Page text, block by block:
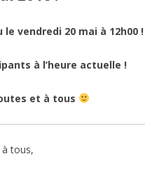
vendredi 20 mai à 12h00 !
à l’heure actuelle !
et à tous
tous,